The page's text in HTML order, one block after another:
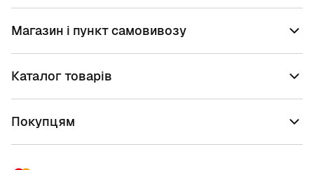
Магазин і пункт самовивозу
Каталог товарів
Покупцям